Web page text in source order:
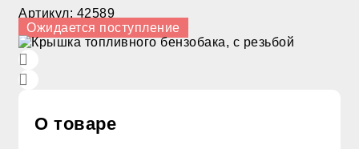
Артикул: 42589
Ожидается поступление
О товаре